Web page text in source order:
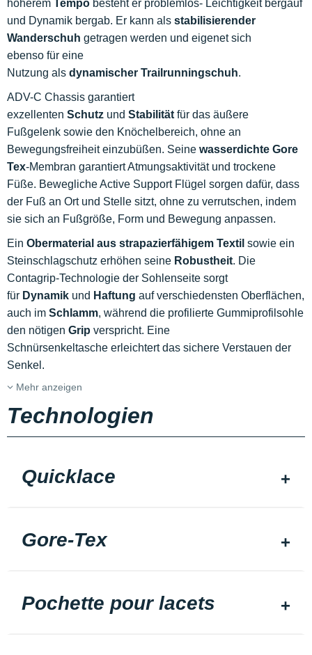
höherem Tempo besteht er problemlos- Leichtigkeit bergauf
und Dynamik bergab. Er kann als stabilisierender
Wanderschuh getragen werden und eigenet sich
ebenso für eine
Nutzung als dynamischer Trailrunningschuh.
ADV-C Chassis garantiert
exzellenten Schutz und Stabilität für das äußere
Fußgelenk sowie den Knöchelbereich, ohne an
Bewegungsfreiheit einzubüßen. Seine wasserdichte Gore
Tex-Membran garantiert Atmungsaktivität und trockene
Füße. Bewegliche Active Support Flügel sorgen dafür, dass
der Fuß an Ort und Stelle sitzt, ohne zu verrutschen, indem
sie sich an Fußgröße, Form und Bewegung anpassen.
Ein Obermaterial aus strapazierfähigem Textil sowie ein
Steinschlagschutz erhöhen seine Robustheit. Die
Contagrip-Technologie der Sohlenseite sorgt
für Dynamik und Haftung auf verschiedensten Oberflächen,
auch im Schlamm, während die profilierte Gummiprofilsohle
den nötigen Grip verspricht. Eine
Schnürsenkeltasche erleichtert das sichere Verstauen der
Senkel.
Mehr anzeigen
Technologien
Quicklace
Gore-Tex
Pochette pour lacets